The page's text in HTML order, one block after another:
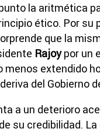
la aritmética
ético. Por su
que la
Rajoypor un
menos extendido
del Gobierno
a un deterioro
su credibilidad.